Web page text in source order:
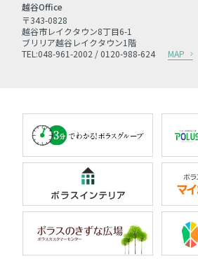
越谷Office
〒343-0828
越谷市レイクタウン8丁目6-1
ブリリア越谷レイクタウン1階
TEL:048-961-2002 / 0120-988-624
MAP